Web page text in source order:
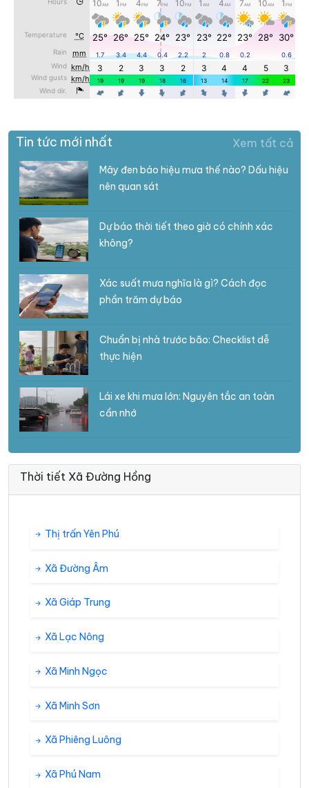
Tin tức mới nhất Xem tất cả
Mây đen báo hiệu mưa thế nào? Dấu hiệu
nên quan sát
Dự báo thời tiết theo giờ có chính xác
không?
Xác suất mưa nghĩa là gì? Cách đọc
phần trăm dự báo
Chuẩn bị nhà trước bão: Checklist dễ
thực hiện
Lái xe khi mưa lớn: Nguyên tắc an toàn
cần nhớ
Thời tiết Xã Đường Hồng
Thị trấn Yên Phú
Xã Đường Âm
Xã Giáp Trung
Xã Lạc Nông
Xã Minh Ngọc
Xã Minh Sơn
Xã Phiêng Luông
Xã Phú Nam